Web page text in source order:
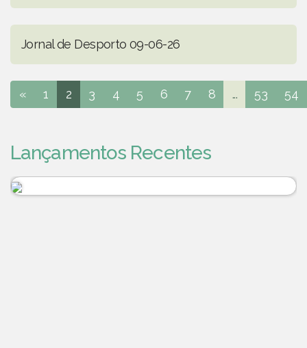
Jornal de Desporto 09-06-26
« 1 2 3 4 5 6 7 8 ... 53 54
Lançamentos Recentes